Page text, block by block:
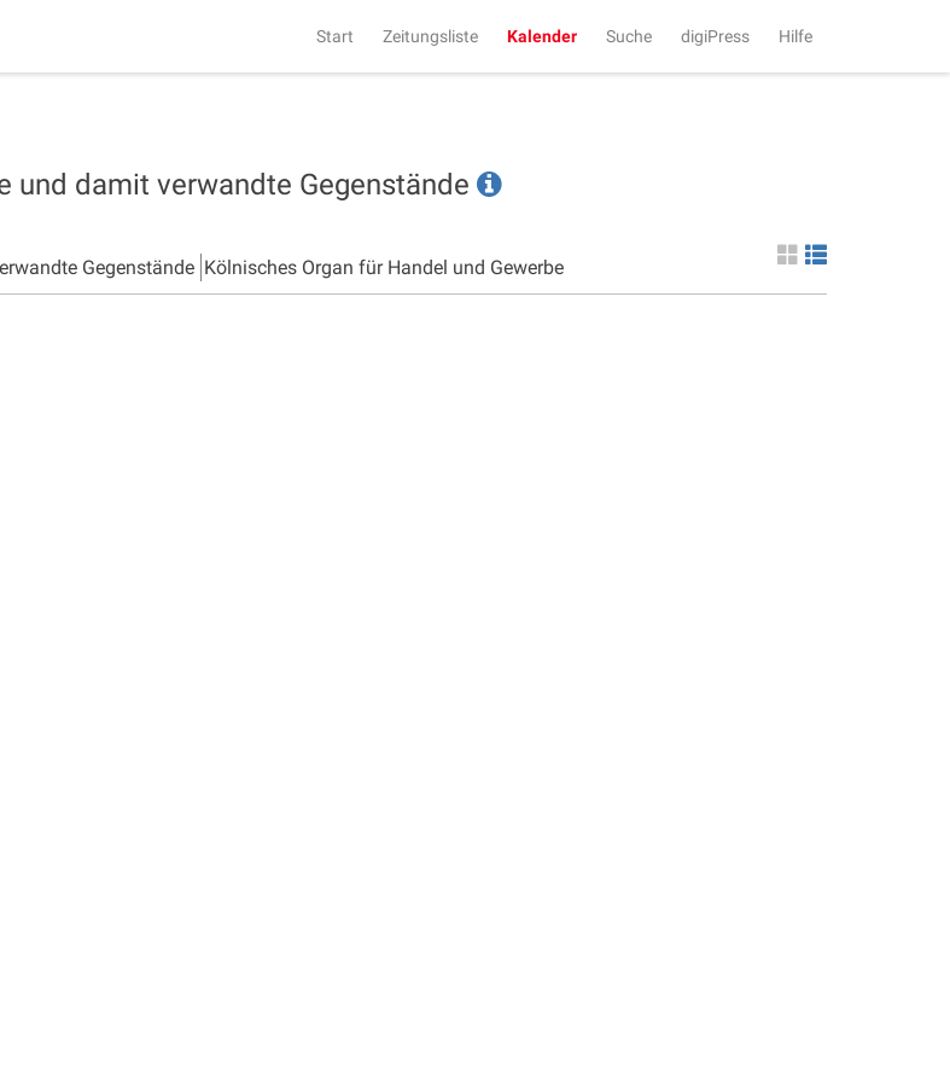
Start Zeitungsliste Kalender Suche digiPress Hilfe
und damit verwandte Gegenstände
Gegenstände Kölnisches Organ für Handel und Gewerbe